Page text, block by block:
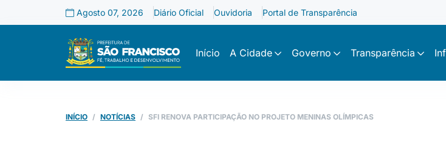
Agosto 07, 2026 Diário Oficial Ouvidoria Portal de Transparência
Início A Cidade Governo Transparência
INÍCIO NOTÍCIAS SFI RENOVA PARTICIPAÇÃO NO PROJETO MENINAS OLÍMPICAS